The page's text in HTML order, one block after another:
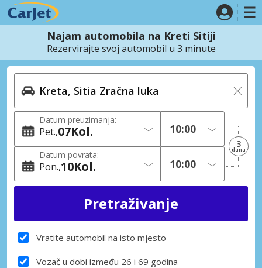
Najam automobila na Kreti Sitiji
Rezervirajte svoj automobil u 3 minute
Datum preuzimanja:
Pet. 07Kol.
Datum povrata:
Pon. 10Kol.
3
dana
Vratite automobil na isto mjesto
Vozač u dobi između 26 i 69 godina